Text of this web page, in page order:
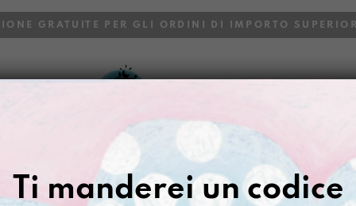
GRATUITE PER GLI ORDINI DI IMPORTO
Gazpacho
STAMPA
Ti manderei un codice